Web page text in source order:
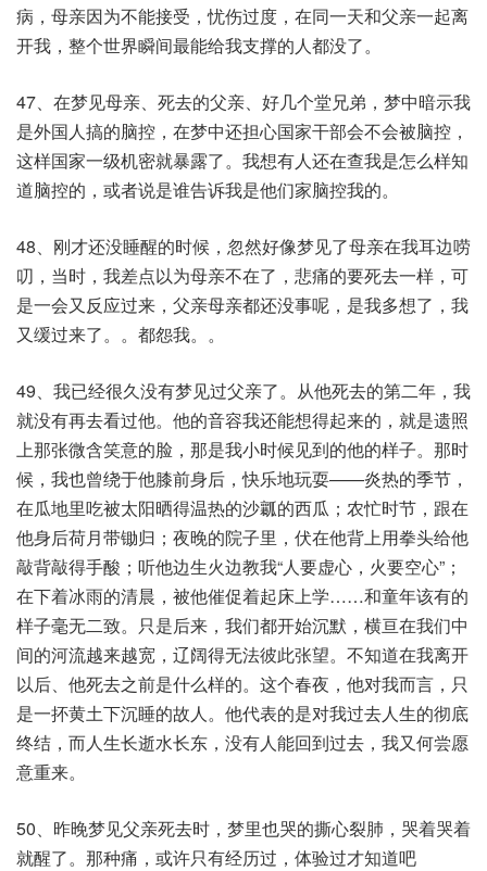
病，母亲因为不能接受，忧伤过度，在同一天和父亲一起离
开我，整个世界瞬间最能给我支撑的人都没了。​
47、在梦见母亲、死去的父亲、好几个堂兄弟，梦中暗示我
是外国人搞的脑控，在梦中还担心国家干部会不会被脑控，
这样国家一级机密就暴露了。我想有人还在查我是怎么样知
道脑控的，或者说是谁告诉我是他们家脑控我的。
48、刚才还没睡醒的时候，忽然好像梦见了母亲在我耳边唠
叨，当时，我差点以为母亲不在了，悲痛的要死去一样，可
是一会又反应过来，父亲母亲都还没事呢，是我多想了，我
又缓过来了。。都怨我。。
49、我已经很久没有梦见过父亲了。从他死去的第二年，我
就没有再去看过他。他的音容我还能想得起来的，就是遗照
上那张微含笑意的脸，那是我小时候见到的他的样子。那时
候，我也曾绕于他膝前身后，快乐地玩耍——炎热的季节，
在瓜地里吃被太阳晒得温热的沙瓤的西瓜；农忙时节，跟在
他身后荷月带锄归；夜晚的院子里，伏在他背上用拳头给他
敲背敲得手酸；听他边生火边教我“人要虚心，火要空心”；
在下着冰雨的清晨，被他催促着起床上学……和童年该有的
样子毫无二致。只是后来，我们都开始沉默，横亘在我们中
间的河流越来越宽，辽阔得无法彼此张望。不知道在我离开
以后、他死去之前是什么样的。这个春夜，他对我而言，只
是一抔黄土下沉睡的故人。他代表的是对我过去人生的彻底
终结，而人生长逝水长东，没有人能回到过去，我又何尝愿
意重来。
50、昨晚梦见父亲死去时，梦里也哭的撕心裂肺，哭着哭着
就醒了。那种痛，或许只有经历过，体验过才知道吧​